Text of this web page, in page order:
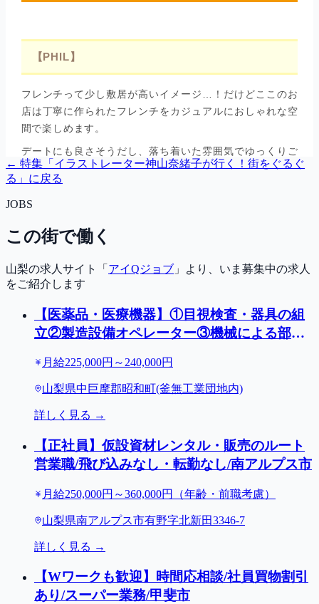
← 特集「 イラストレーター神山奈緒子が行く！街をぐるぐ
る 」に戻る
JOBS
この街で働く
山梨の求人サイト「 アイQジョブ 」より、いま募集中の求人
をご紹介します
【医薬品・医療機器】①目視検査・器具の組
立②製造設備オペレーター③機械による部品
月給225,000円～240,000円
山梨県中巨摩郡昭和町(釜無工業団地内)
詳しく見る →
【正社員】仮設資材レンタル・販売のルート
営業職/飛び込みなし・転勤なし/南アルプス市
月給250,000円～360,000円（年齢・前職考慮）
山梨県南アルプス市有野字北新田3346-7
詳しく見る →
【Wワークも歓迎】時間応相談/社員買物割引
あり/スーパー業務/甲斐市